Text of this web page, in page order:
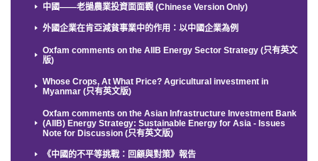
中國——老撾農業投資面面觀 (Chinese Version Only)
外國企業在肯亞減貧事業中的作用：以中國企業為例
Oxfam comments on the AIIB Energy Sector Strategy (只有英文
版)
Whose Crops, At What Price? Agricultural investment in
Myanmar (只有英文版)
Oxfam comments on the Asian Infrastructure Investment Bank
(AIIB) Energy Strategy: Sustainable Energy for Asia - Issues
Note for Discussion (只有英文版)
《中國的不平等挑戰：回顧與對策》報告